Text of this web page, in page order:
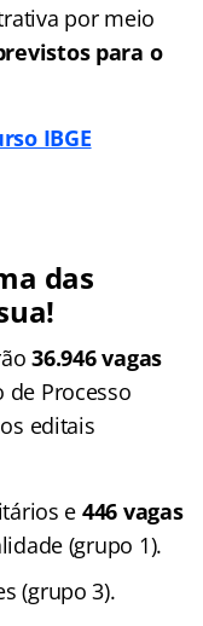
por meio
para o
IBGE
das
36.946 vagas
Processo
editais
e 446 vagas
(grupo 1).
(grupo 3).